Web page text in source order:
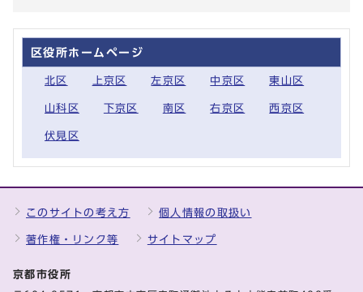
区役所ホームページ
北区 上京区 左京区 中京区 東山区
山科区 下京区 南区 右京区 西京区
伏見区
このサイトの考え方 個人情報の取扱い
著作権・リンク等 サイトマップ
京都市役所